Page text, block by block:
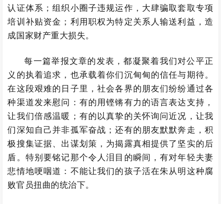
认证体系；组织小圈子违规运作，大肆骗取套取专项
培训补贴资金；利用职权为特定关系人输送利益，造
成国家财产重大损失。
每一篇举报文章的发表，都凝聚着我们对公平正
义的执着追求，也承载着你们沉甸甸的信任与期待。
在这段艰难的日子里，社会各界的朋友们纷纷通过各
种渠道发来慰问：有的用铿锵有力的语言表达支持，
让我们倍感温暖；有的以真挚的关怀询问近况，让我
们深知自己并非孤军奋战；还有的朋友默默奔走，积
极搜集证据、出谋划策，为揭露真相提供了坚实的后
盾。特别要铭记那个令人泪目的瞬间，有对年轻夫妻
悲情地哽咽道：不能让我们的孩子活在朱从明这种腐
败官员扭曲的统治下。